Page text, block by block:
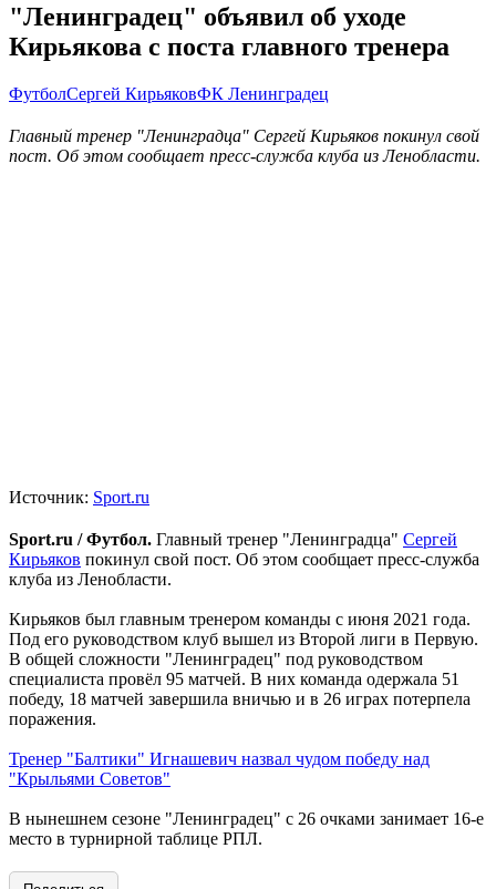
"Ленинградец" объявил об уходе
Кирьякова с поста главного тренера
ФутболСергей КирьяковФК Ленинградец
Главный тренер "Ленинградца" Сергей Кирьяков покинул свой
пост. Об этом сообщает пресс-служба клуба из Ленобласти.
Источник: Sport.ru
Sport.ru / Футбол. Главный тренер "Ленинградца" Сергей
Кирьяков покинул свой пост. Об этом сообщает пресс-служба
клуба из Ленобласти.
Кирьяков был главным тренером команды с июня 2021 года.
Под его руководством клуб вышел из Второй лиги в Первую.
В общей сложности "Ленинградец" под руководством
специалиста провёл 95 матчей. В них команда одержала 51
победу, 18 матчей завершила вничью и в 26 играх потерпела
поражения.
Тренер "Балтики" Игнашевич назвал чудом победу над
"Крыльями Советов"
В нынешнем сезоне "Ленинградец" с 26 очками занимает 16-е
место в турнирной таблице РПЛ.